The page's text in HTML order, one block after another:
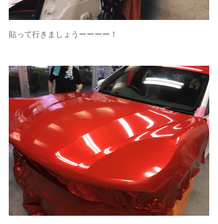
貼って行きましょうーーーー！